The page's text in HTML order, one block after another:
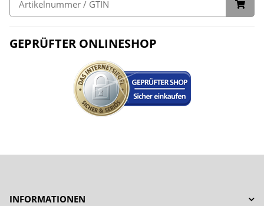
GEPRÜFTER ONLINESHOP
INFORMATIONEN